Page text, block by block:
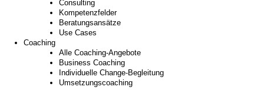
Consulting
Kompetenzfelder
Beratungsansätze
Use Cases
Coaching
Alle Coaching-Angebote
Business Coaching
Individuelle Change-Begleitung
Umsetzungscoaching